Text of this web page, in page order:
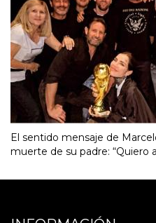
El sentido mensaje de
muerte de su padre: “Quiero